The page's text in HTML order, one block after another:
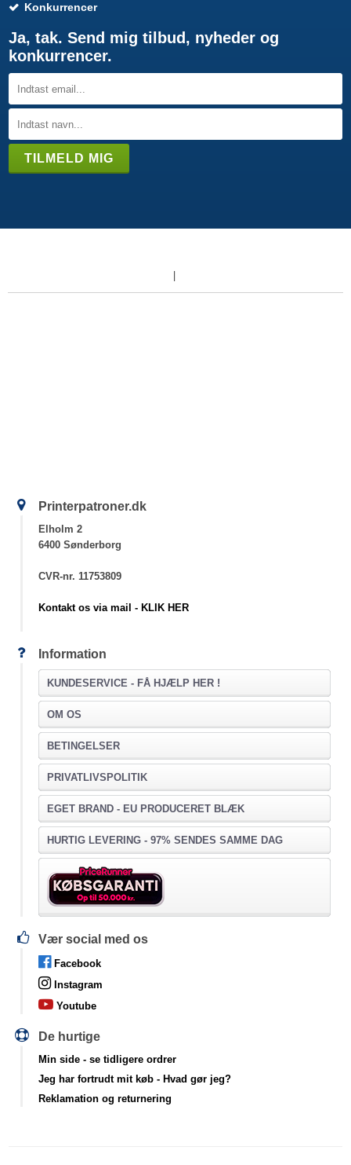
Konkurrencer
Ja, tak. Send mig tilbud, nyheder og
konkurrencer.
Printerpatroner.dk
Elholm 2
6400 Sønderborg
CVR-nr. 11753809
Kontakt os via mail - KLIK HER
Information
KUNDESERVICE - FÅ HJÆLP HER !
OM OS
BETINGELSER
PRIVATLIVSPOLITIK
EGET BRAND - EU PRODUCERET BLÆK
HURTIG LEVERING - 97% SENDES SAMME DAG
Vær social med os
Facebook
Instagram
Youtube
De hurtige
Min side - se tidligere ordrer
Jeg har fortrudt mit køb - Hvad gør jeg?
Reklamation og returnering